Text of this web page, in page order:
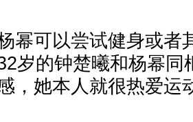
幂可以尝试健身或者
岁的钟楚曦和杨幂同
，她本人就很热爱运